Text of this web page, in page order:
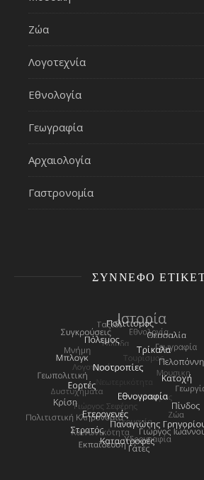
Ζώα
Λογοτεχνία
Εθνολογία
Γεωγραφία
Αρχαιολογία
Γαστρονομία
ΣΎΝΝΕΦΟ